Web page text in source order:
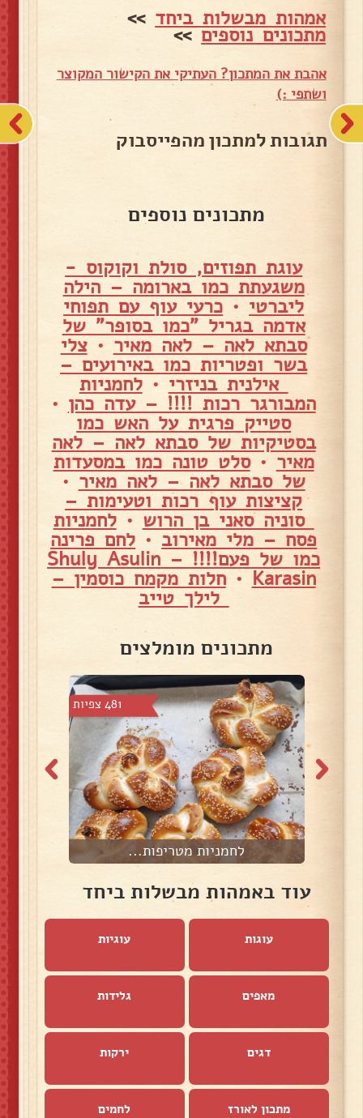
אמהות מבשלות ביחד >>
מתכונים נוספים>>
אהבת את המתכון? העתיקי את הקישור המקוצר
ושתפי :)
תגובות למתכון מהפייסבוק
מתכונים נוספים
עוגת תפוזים, סולת וקוקוס -
משגעתת כמו בארומה – הילה
ליברטי • כרעי עוף עם תפוחי
אדמה בגריל "כמו בסופר" של
סבתא לאה – לאה מאיר •צלי
בשר ופטריות כמו באירועים –
אילנית בניזרי •לחמניות
המבורגר רכות !!!! – עדה כהן •
סטייק פרגית על האש כמו
בסטיקיות של סבתא לאה – לאה
מאיר •סלט טונה כמו במסעדות
של סבתא לאה – לאה מאיר •
קציצות עוף רכות וטעימות –
סוניה סאני בן הרוש •לחמניות
פסח – מלי מאירוב • לחם פרינה
כמו של פעם!!!! – Shuly Asulin
Karasin
•חלות מקמח כוסמין –
לילך טייב
מתכונים מומלצים
481 צפיות
לחמניות מטריפות...
עוד באמהות מבשלות ביחד
עוגות עוגיות
מאפים גלידות
דגים ירקות
מתכון לאורז לחמים